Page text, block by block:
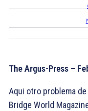
The Argus-Press –
Aqui otro problema
Bridge World